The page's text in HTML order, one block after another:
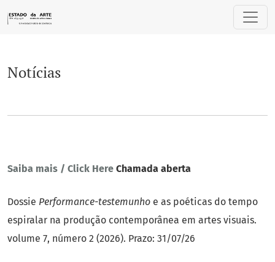
Notícias
Notícias
Saiba mais / Click Here Chamada aberta
Dossie Performance-testemunho e as poéticas do tempo
espiralar na produção contemporânea em artes visuais.
volume 7, número 2 (2026). Prazo: 31/07/26